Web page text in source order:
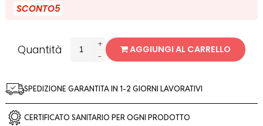
SCONTO5
Quantità
+
-
AGGIUNGI AL CARRELLO
SPEDIZIONE GARANTITA IN 1-2 GIORNI LAVORATIVI
CERTIFICATO SANITARIO PER OGNI PRODOTTO